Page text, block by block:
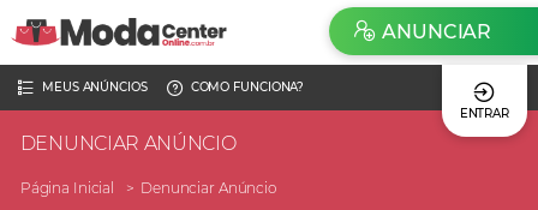
MEUS ANÚNCIOS
COMO FUNCIONA?
ENTRAR
ANUNCIAR
DENUNCIAR ANÚNCIO
Página Inicial Denunciar Anúncio